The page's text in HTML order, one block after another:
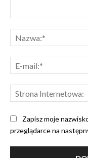
Zapisz moje
przeglądarce na